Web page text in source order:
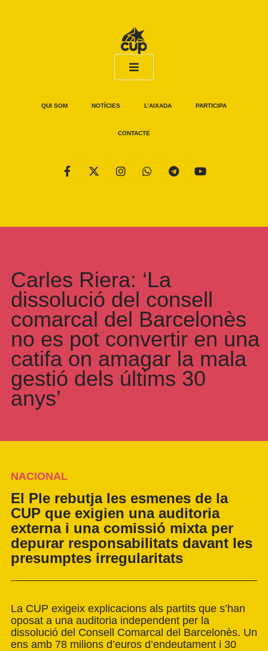
QUI SOM NOTÍCIES L’AIXADA PARTICIPA
CONTACTE
Carles Riera: ‘La
dissolució del consell
comarcal del Barcelonès
no es pot convertir en una
catifa on amagar la mala
gestió dels últims 30
anys’
NACIONAL
El Ple rebutja les esmenes de la
CUP que exigien una auditoria
externa i una comissió mixta per
depurar responsabilitats davant les
presumptes irregularitats
La CUP exigeix explicacions als partits que s’han
oposat a una auditoria independent per la
dissolució del Consell Comarcal del Barcelonès. Un
ens amb 78 milions d’euros d’endeutament i 30